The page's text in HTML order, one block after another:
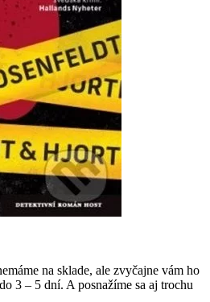
na sklade, ale zvyčajne vám ho
3 – 5 dní. A posnažíme sa aj trochu